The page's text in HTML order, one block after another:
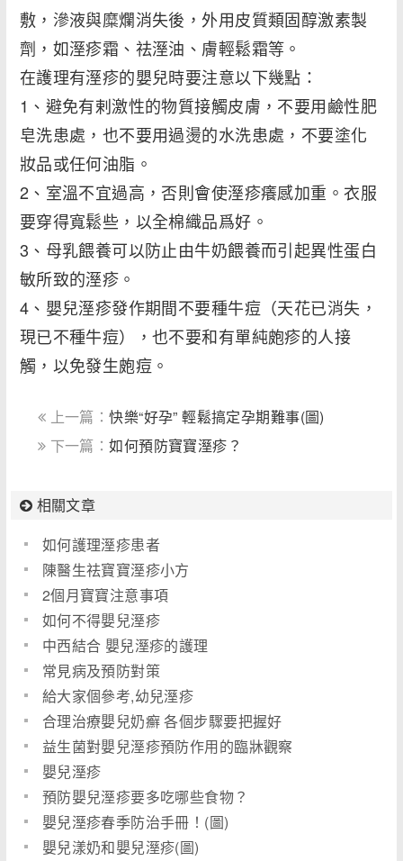
敷，滲液與糜爛消失後，外用皮質類固醇激素製
劑，如溼疹霜、祛溼油、膚輕鬆霜等。
在護理有溼疹的嬰兒時要注意以下幾點：
1、避免有剌激性的物質接觸皮膚，不要用鹼性肥
皂洗患處，也不要用過燙的水洗患處，不要塗化
妝品或任何油脂。
2、室溫不宜過高，否則會使溼疹癢感加重。衣服
要穿得寬鬆些，以全棉織品爲好。
3、母乳餵養可以防止由牛奶餵養而引起異性蛋白
敏所致的溼疹。
4、嬰兒溼疹發作期間不要種牛痘（天花已消失，
現已不種牛痘），也不要和有單純皰疹的人接
觸，以免發生皰痘。
上一篇：快樂“好孕” 輕鬆搞定孕期難事(圖)
下一篇：如何預防寶寶溼疹？
相關文章
如何護理溼疹患者
陳醫生祛寶寶溼疹小方
2個月寶寶注意事項
如何不得嬰兒溼疹
中西結合 嬰兒溼疹的護理
常見病及預防對策
給大家個參考,幼兒溼疹
合理治療嬰兒奶癬 各個步驟要把握好
益生菌對嬰兒溼疹預防作用的臨牀觀察
嬰兒溼疹
預防嬰兒溼疹要多吃哪些食物？
嬰兒溼疹春季防治手冊！(圖)
嬰兒漾奶和嬰兒溼疹(圖)